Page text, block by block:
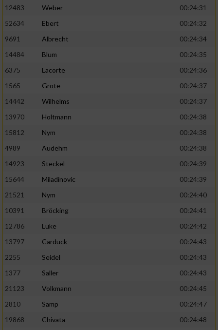
12483
Weber
00:24:31
52634
Ebert
00:24:32
9691
Albrecht
00:24:34
14484
Blum
00:24:35
6375
Lacorte
00:24:36
1565
Grote
00:24:37
14442
Wilhelms
00:24:37
13970
Holtmann
00:24:38
15812
Nym
00:24:38
4989
Audehm
00:24:38
14923
Steckel
00:24:39
15644
Miladinovic
00:24:39
21521
Nym
00:24:40
10391
Bröcking
00:24:41
12786
Lüke
00:24:42
13797
Carduck
00:24:43
2255
Seidel
00:24:43
1377
Saller
00:24:43
21123
Volkmann
00:24:45
2810
Samp
00:24:47
19868
Chivata
00:24:48